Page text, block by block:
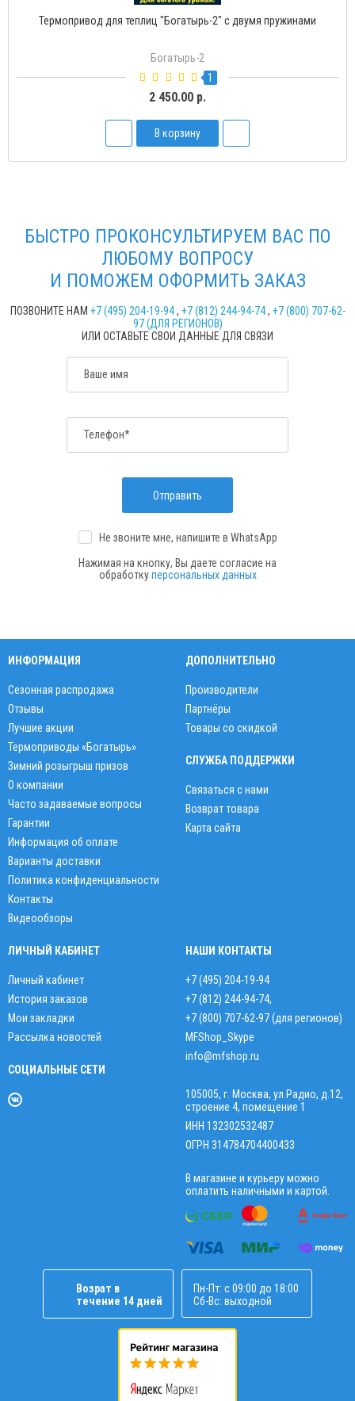
Термопривод для теплиц "Богатырь-Д" с доводчиком
Богатырь-Д
2
1 500.00 р.
В корзину
БЫСТРО ПРОКОНСУЛЬТИРУЕМ ВАС ПО
ЛЮБОМУ ВОПРОСУ
И ПОМОЖЕМ ОФОРМИТЬ ЗАКАЗ
ПОЗВОНИТЕ НАМ +7 (495) 204-19-94, +7 (812) 244-94-74, +7 (800) 707-62-
97 (ДЛЯ РЕГИОНОВ)
ИЛИ ОСТАВЬТЕ СВОИ ДАННЫЕ ДЛЯ СВЯЗИ
Ваше имя
Телефон*
Отправить
Не звоните мне, напишите в WhatsApp
Нажимая на кнопку, Вы даете согласие на
обработкуперсональных данных
ИНФОРМАЦИЯ
Сезонная распродажа
Отзывы
Лучшие акции
Термоприводы «Богатырь»
Зимний розыгрыш призов
О компании
Часто задаваемые вопросы
Гарантии
Информация об оплате
Варианты доставки
Политика конфиденциальности
Контакты
Видеообзоры
ДОПОЛНИТЕЛЬНО
Производители
Партнёры
Товары со скидкой
СЛУЖБА ПОДДЕРЖКИ
Связаться с нами
Возврат товара
Карта сайта
ЛИЧНЫЙ КАБИНЕТ
Личный кабинет
История заказов
Мои закладки
Рассылка новостей
СОЦИАЛЬНЫЕ СЕТИ
НАШИ КОНТАКТЫ
+7 (495) 204-19-94
+7 (812) 244-94-74,
+7 (800) 707-62-97 (для регионов)
MFShop_Skype
info@mfshop.ru
105005, г. Москва, ул.Радио, д.12,
строение 4, помещение 1
ИНН 132302532487
ОГРН 314784704400433
В магазине и курьеру можно
оплатить наличными и картой.
Возрат в
течение 14 дней
Пн-Пт: с 09:00 до 18:00
Сб-Вс: выходной